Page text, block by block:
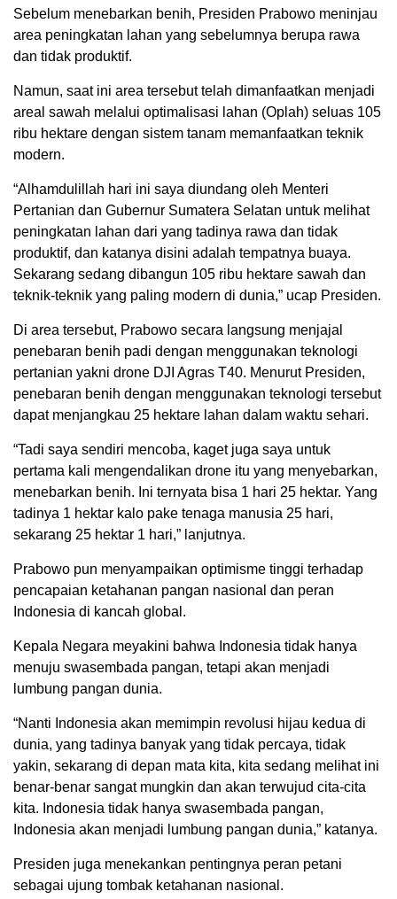
Sebelum menebarkan benih, Presiden Prabowo meninjau
area peningkatan lahan yang sebelumnya berupa rawa
dan tidak produktif.
Namun, saat ini area tersebut telah dimanfaatkan menjadi
areal sawah melalui optimalisasi lahan (Oplah) seluas 105
ribu hektare dengan sistem tanam memanfaatkan teknik
modern.
“Alhamdulillah hari ini saya diundang oleh Menteri
Pertanian dan Gubernur Sumatera Selatan untuk melihat
peningkatan lahan dari yang tadinya rawa dan tidak
produktif, dan katanya disini adalah tempatnya buaya.
Sekarang sedang dibangun 105 ribu hektare sawah dan
teknik-teknik yang paling modern di dunia,” ucap Presiden.
Di area tersebut, Prabowo secara langsung menjajal
penebaran benih padi dengan menggunakan teknologi
pertanian yakni drone DJI Agras T40. Menurut Presiden,
penebaran benih dengan menggunakan teknologi tersebut
dapat menjangkau 25 hektare lahan dalam waktu sehari.
“Tadi saya sendiri mencoba, kaget juga saya untuk
pertama kali mengendalikan drone itu yang menyebarkan,
menebarkan benih. Ini ternyata bisa 1 hari 25 hektar. Yang
tadinya 1 hektar kalo pake tenaga manusia 25 hari,
sekarang 25 hektar 1 hari,” lanjutnya.
Prabowo pun menyampaikan optimisme tinggi terhadap
pencapaian ketahanan pangan nasional dan peran
Indonesia di kancah global.
Kepala Negara meyakini bahwa Indonesia tidak hanya
menuju swasembada pangan, tetapi akan menjadi
lumbung pangan dunia.
“Nanti Indonesia akan memimpin revolusi hijau kedua di
dunia, yang tadinya banyak yang tidak percaya, tidak
yakin, sekarang di depan mata kita, kita sedang melihat ini
benar-benar sangat mungkin dan akan terwujud cita-cita
kita. Indonesia tidak hanya swasembada pangan,
Indonesia akan menjadi lumbung pangan dunia,” katanya.
Presiden juga menekankan pentingnya peran petani
sebagai ujung tombak ketahanan nasional.